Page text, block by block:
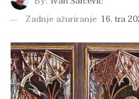
Zadnje ažuriranje 16. tra